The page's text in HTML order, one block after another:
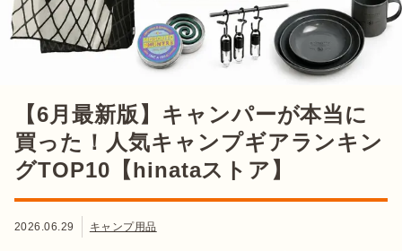
【6月最新版】キャンパーが本当に
買った！人気キャンプギアランキン
グTOP10【hinataストア】
2026.06.29 キャンプ用品